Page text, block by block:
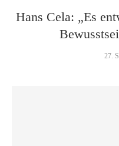
Hans Cela: „Es
27.